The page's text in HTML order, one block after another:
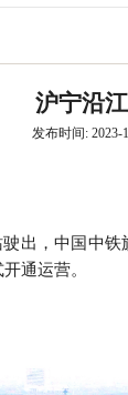
沪宁沿
发布时间: 2023-
出，中国中
通运营。